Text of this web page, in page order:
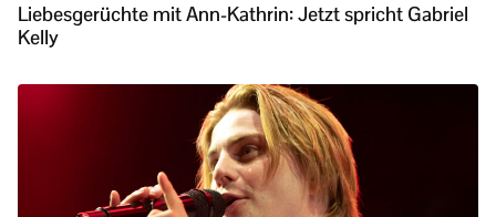
Liebesgerüchte mit Ann-Kathrin: Jetzt spricht Gabriel
Kelly